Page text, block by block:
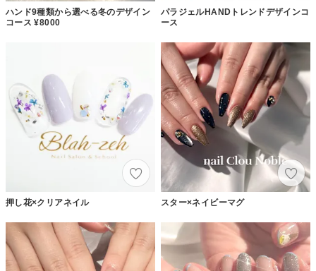
ハンド9種類から選べる冬のデザイン
コース ¥8000
パラジェルHANDトレンドデザインコ
ース
押し花×クリアネイル スター×ネイビーマグ